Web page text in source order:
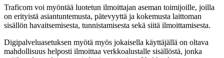
Traficom voi myöntää luotetun ilmoittajan aseman toimijoille, joilla
on erityistä asiantuntemusta, pätevyyttä ja kokemusta laittoman
sisällön havaitsemisesta, tunnistamisesta sekä siitä ilmoittamisesta.
Digipalveluasetuksen myötä myös jokaisella käyttäjällä on oltava
mahdollisuus helposti ilmoittaa verkkoalustalle sisällöstä, jonka